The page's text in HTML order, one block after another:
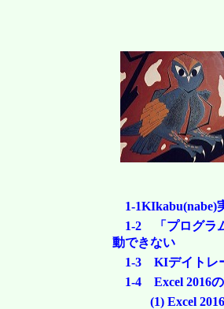
1-1KIkabu(nabe)
1-2 「プログラ
動できない
1-3 KIデイトレ
1-4 Excel 2016
(1) Excel